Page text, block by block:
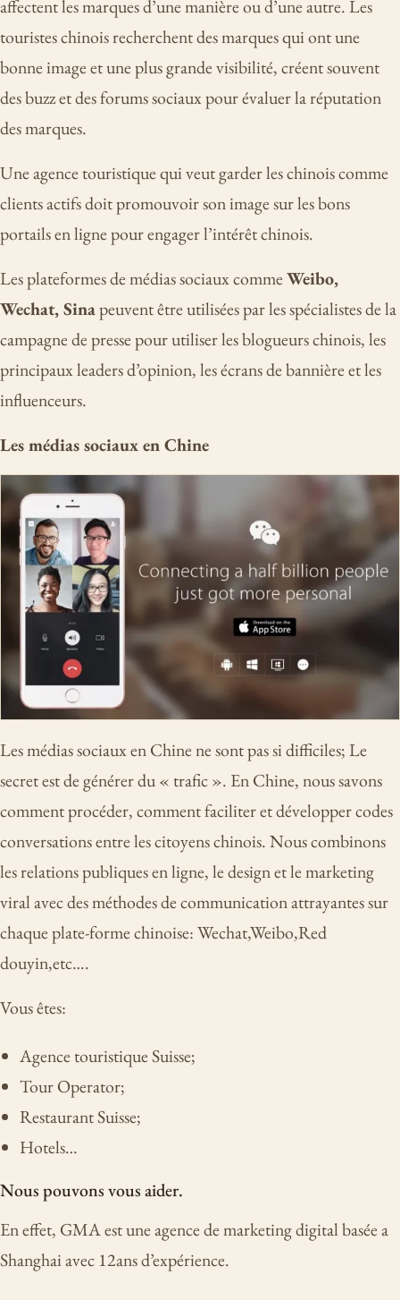
affectent les marques d’une manière ou d’une autre. Les
touristes chinois recherchent des marques qui ont une
bonne image et une plus grande visibilité, créent souvent
des buzz et des forums sociaux pour évaluer la réputation
des marques.
Une agence touristique qui veut garder les chinois comme
clients actifs doit promouvoir son image sur les bons
portails en ligne pour engager l’intérêt chinois.
Les plateformes de médias sociaux commeWeibo,
Wechat, Sinapeuvent être utilisées par les spécialistes de la
campagne de presse pour utiliser les blogueurs chinois, les
principaux leaders d’opinion, les écrans de bannière et les
influenceurs.
Les médias sociaux en Chine
Les médias sociaux en Chine ne sont pas si difficiles; Le
secret est de générer du « trafic ». En Chine, nous savons
comment procéder, comment faciliter et développer codes
conversations entre les citoyens chinois. Nous combinons
les relations publiques en ligne, le design et le marketing
viral avec des méthodes de communication attrayantes sur
chaque plate-forme chinoise: Wechat,Weibo,Red
douyin,etc….
Vous êtes:
Agence touristique Suisse;
Tour Operator;
Restaurant Suisse;
Hotels…
Nous pouvons vous aider.
En effet, GMA est une agence de marketing digital basée a
Shanghai avec 12ans d’expérience.